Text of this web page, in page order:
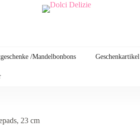
/Mandelbonbons Geschenkartikel
23 cm